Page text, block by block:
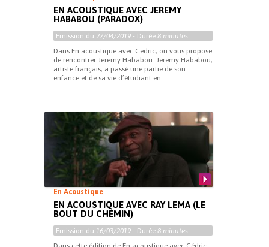
EN ACOUSTIQUE AVEC JEREMY
HABABOU (PARADOX)
Emission du 27/04/2019 - Durée 8 minutes
Dans En acoustique avec Cedric, on vous propose
de rencontrer Jeremy Hababou. Jeremy Hababou,
artiste français, a passé une partie de son
enfance et de sa vie d’étudiant en...
En Acoustique
EN ACOUSTIQUE AVEC RAY LEMA (LE
BOUT DU CHEMIN)
Emission du 16/03/2019 - Durée 8 minutes